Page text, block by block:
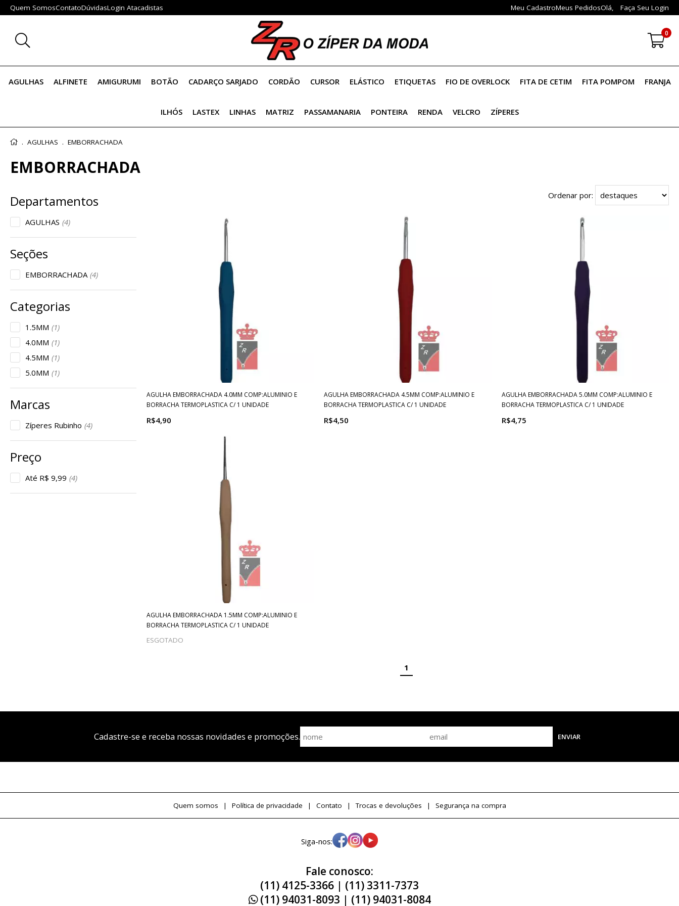
Quem SomosContatoDúvidasLogin Atacadistas Meu CadastroMeus PedidosOlá, Faça Seu Login
AGULHAS ALFINETE AMIGURUMI BOTÃO CADARÇO SARJADO CORDÃO CURSOR ELÁSTICO ETIQUETAS FIO DE OVERLOCK FITA DE CETIM FITA POMPOM FRANJA
ILHÓS LASTEX LINHAS MATRIZ PASSAMANARIA PONTEIRA RENDA VELCRO ZÍPERES
0
AGULHAS EMBORRACHADA
EMBORRACHADA
AGULHAS (4)
EMBORRACHADA (4)
1.5MM (1)
4.0MM (1)
4.5MM (1)
5.0MM (1)
Zíperes Rubinho (4)
Até R$ 9,99 (4)
Ordenar por:
AGULHA EMBORRACHADA 4.0MM COMP:ALUMINIO E
BORRACHA TERMOPLASTICA C/ 1 UNIDADE
R$4,90
AGULHA EMBORRACHADA 4.5MM COMP:ALUMINIO E
BORRACHA TERMOPLASTICA C/ 1 UNIDADE
R$4,50
AGULHA EMBORRACHADA 5.0MM COMP:ALUMINIO E
BORRACHA TERMOPLASTICA C/ 1 UNIDADE
R$4,75
AGULHA EMBORRACHADA 1.5MM COMP:ALUMINIO E
BORRACHA TERMOPLASTICA C/ 1 UNIDADE
ESGOTADO
1
Cadastre-se e receba nossas novidades e promoções. ENVIAR
Quem somos Política de privacidade Contato Trocas e devoluções Segurança na compra
Siga-nos:
Fale conosco:
(11) 4125-3366 | (11) 3311-7373
(11) 94031-8093 | (11) 94031-8084